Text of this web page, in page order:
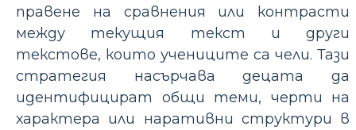
правене на сравнения или контрасти
между текущия текст и други
текстове, които учениците са чели. Тази
стратегия насърчава децата да
идентифицират общи теми, черти на
характера или наративни структури в